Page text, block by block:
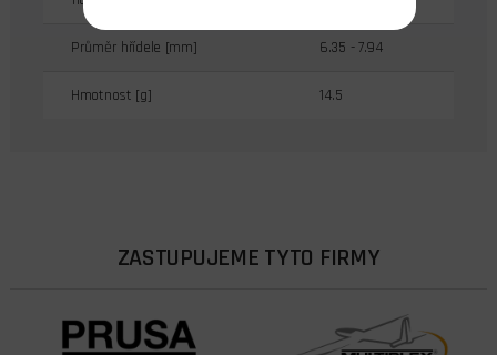
Průměr hřídele [mm] 6.35 - 7.94
Hmotnost [g] 14.5
ZASTUPUJEME TYTO FIRMY